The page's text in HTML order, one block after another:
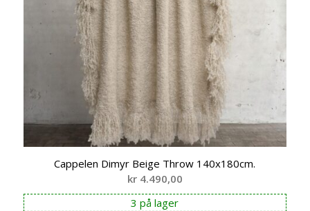
Cappelen Dimyr Beige Throw 140x180cm.
kr4.490,00
3 på lager